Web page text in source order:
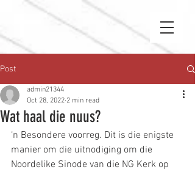
Post
Wat haal die nuus?
admin21344
Oct 28, 2022 2 min read
‘n Besondere voorreg. Dit is die enigste
manier om die uitnodiging om die
Noordelike Sinode van die NG Kerk op